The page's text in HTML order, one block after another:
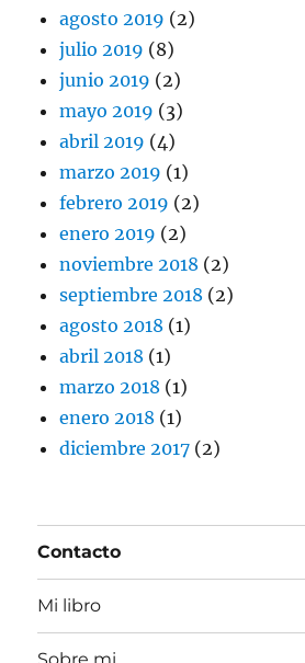
agosto 2019 (2)
julio 2019 (8)
junio 2019 (2)
mayo 2019 (3)
abril 2019 (4)
marzo 2019 (1)
febrero 2019 (2)
enero 2019 (2)
noviembre 2018 (2)
septiembre 2018 (2)
agosto 2018 (1)
abril 2018 (1)
marzo 2018 (1)
enero 2018 (1)
diciembre 2017 (2)
Contacto
Mi libro